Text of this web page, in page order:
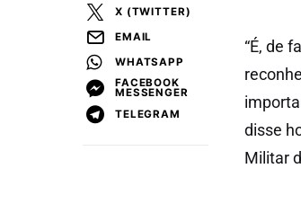
X (TWITTER)
EMAIL
WHATSAPP
FACEBOOK
MESSENGER
TELEGRAM
“É, de
disse
Militar